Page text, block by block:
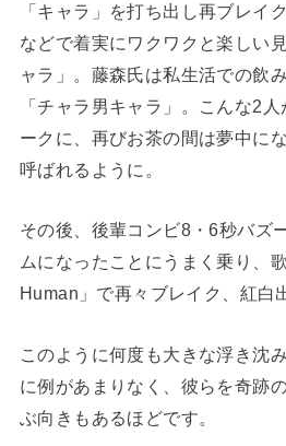
「キャラ」を打ち出し再ブレイ
などで着実にワクワクと楽しい
ャラ」。藤森氏は私生活での飲
「チャラ男キャラ」。こんな2
ークに、再びお茶の間は夢中に
呼ばれるように。
その後、後輩コンビ8・6秒バズ
ムになったことにうまく乗り、
Human」で再々ブレイク、紅白
このように何度も大きな浮き沈
に例があまりなく、彼らを奇跡
ぶ向きもあるほどです。